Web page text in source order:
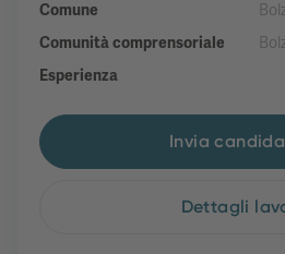
Comune
Comunità comprensoriale
Esperienza
Invia
Dettagli